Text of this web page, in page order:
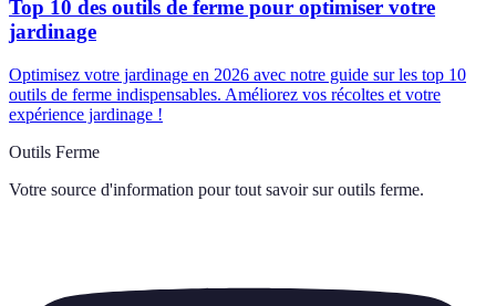
Top 10 des outils de ferme pour optimiser votre
jardinage
Optimisez votre jardinage en 2026 avec notre guide sur les top 10
outils de ferme indispensables. Améliorez vos récoltes et votre
expérience jardinage !
Outils Ferme
Votre source d'information pour tout savoir sur outils ferme.